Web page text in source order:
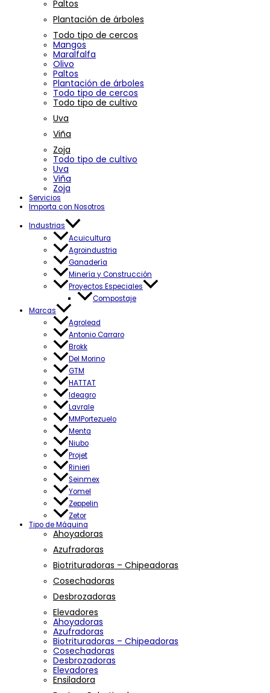
Paltos
Plantación de árboles
Todo tipo de cercos
Mangos
Maralfalfa
Olivo
Paltos
Plantación de árboles
Todo tipo de cercos
Todo tipo de cultivo
Uva
Viña
Zoja
Todo tipo de cultivo
Uva
Viña
Zoja
Servicios
Importa con Nosotros
Industrias
Acuicultura
Agroindustria
Ganadería
Minería y Construcción
Proyectos Especiales
Compostaje
Marcas
Agrolead
Antonio Carraro
Brokk
Del Morino
GTM
HATTAT
Ideagro
Lavrale
MMPortezuelo
Menta
Niubo
Projet
Rinieri
Seinmex
Yomel
Zeppelin
Zetor
Tipo de Máquina
Ahoyadoras
Azufradoras
Biotrituradoras – Chipeadoras
Cosechadoras
Desbrozadoras
Elevadores
Ahoyadoras
Azufradoras
Biotrituradoras – Chipeadoras
Cosechadoras
Desbrozadoras
Elevadores
Ensiladora